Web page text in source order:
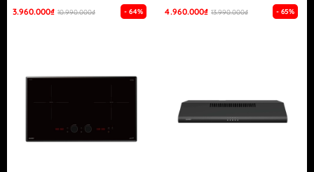
- 64%
3.960.000₫ 10.990.000₫ - 65%
4.960.000₫ 13.990.000₫